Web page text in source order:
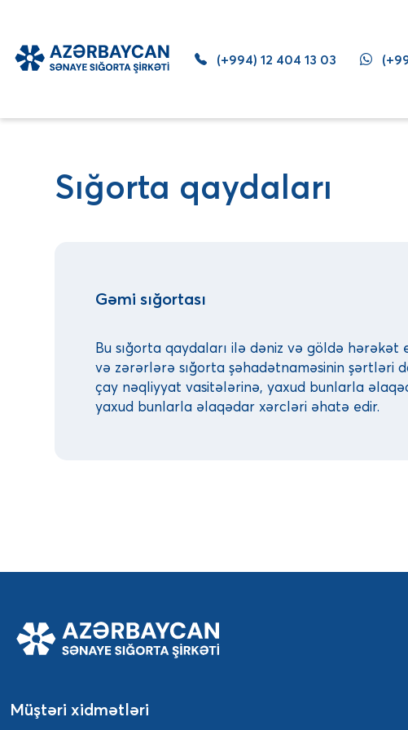
(+994) 12 404 13 03
Sığorta qaydaları
Gəmi sığortası
Bu sığorta qaydaları ilə dəniz və göldə
və zərərlərə sığorta şəhadətnaməsinin şərtləri
çay nəqliyyat vasitələrinə, yaxud bunlarla
yaxud bunlarla əlaqədar xərcləri əhatə edir.
Müştəri xidmətləri